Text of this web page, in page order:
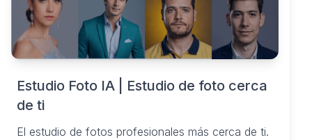
Estudio Foto IA | Estudio de foto cerca
de ti
El estudio de fotos profesionales más cerca de ti.